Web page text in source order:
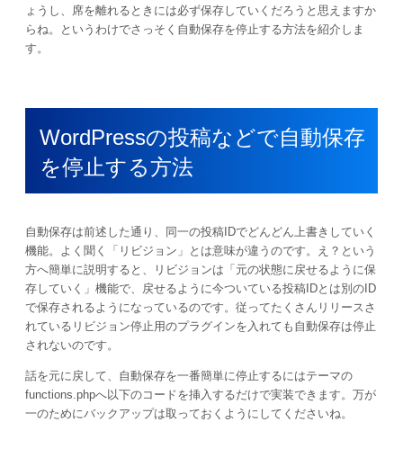
ょうし、席を離れるときには必ず保存していくだろうと思えますか
らね。というわけでさっそく自動保存を停止する方法を紹介しま
す。
WordPressの投稿などで自動保存
を停止する方法
自動保存は前述した通り、同一の投稿IDでどんどん上書きしていく
機能。よく聞く「リビジョン」とは意味が違うのです。え？という
方へ簡単に説明すると、リビジョンは「元の状態に戻せるように保
存していく」機能で、戻せるように今ついている投稿IDとは別のID
で保存されるようになっているのです。従ってたくさんリリースさ
れているリビジョン停止用のプラグインを入れても自動保存は停止
されないのです。
話を元に戻して、自動保存を一番簡単に停止するにはテーマの
functions.phpへ以下のコードを挿入するだけで実装できます。万が
一のためにバックアップは取っておくようにしてくださいね。